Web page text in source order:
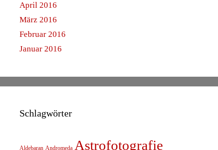
April 2016
März 2016
Februar 2016
Januar 2016
Schlagwörter
Aldebaran Andromeda Astrofotografie